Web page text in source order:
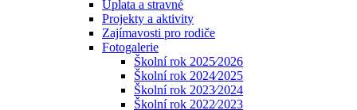
Úplata a stravné
Projekty a aktivity
Zajímavosti pro rodiče
Fotogalerie
Školní rok 2025⁄2026
Školní rok 2024⁄2025
Školní rok 2023⁄2024
Školní rok 2022⁄2023